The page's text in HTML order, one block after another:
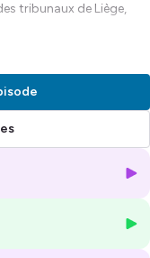
tribunaux de Liège,
de-confidentialite